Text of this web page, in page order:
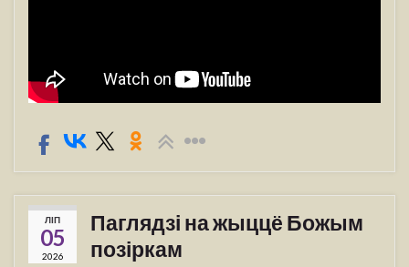
ЛІП
05
2026
Паглядзі на жыццё Божым
позіркам